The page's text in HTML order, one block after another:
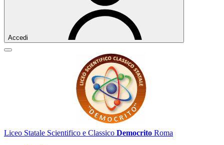
Accedi
Liceo Statale Scientifico e Classico Democrito Roma